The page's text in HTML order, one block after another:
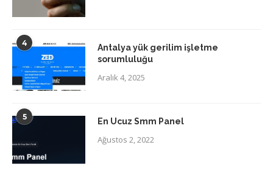
4
Antalya yük gerilim işletme
sorumluluğu
Aralık 4, 2025
5 En Ucuz Smm Panel
Ağustos 2, 2022